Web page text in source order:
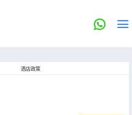
酒店政策